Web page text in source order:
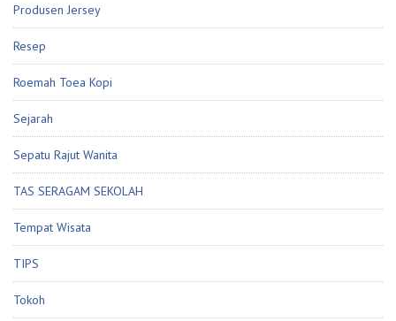
Produsen Jersey
Resep
Roemah Toea Kopi
Sejarah
Sepatu Rajut Wanita
TAS SERAGAM SEKOLAH
Tempat Wisata
TIPS
Tokoh